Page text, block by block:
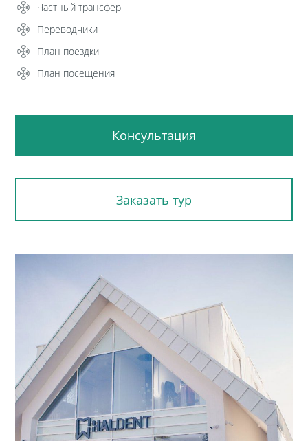
Частный трансфер
Переводчики
План поездки
План посещения
Консультация
Заказать тур